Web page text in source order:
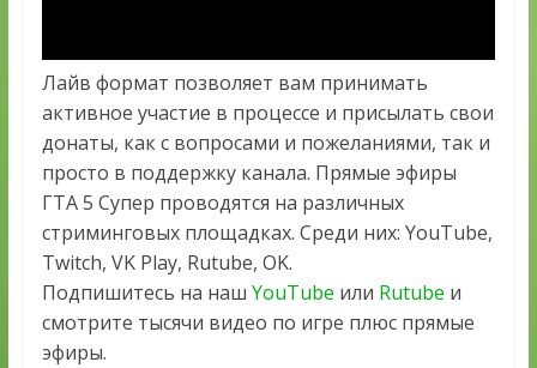
Лайв формат позволяет вам принимать
активное участие в процессе и присылать свои
донаты, как с вопросами и пожеланиями, так и
просто в поддержку канала. Прямые эфиры
ГТА 5 Супер проводятся на различных
стриминговых площадках. Среди них: YouTube,
Twitch, VK Play, Rutube, OK.
Подпишитесь на наш YouTube или Rutube и
смотрите тысячи видео по игре плюс прямые
эфиры.